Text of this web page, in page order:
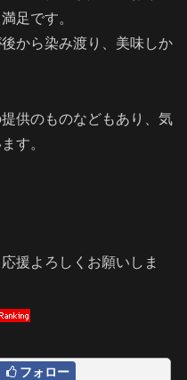
足です。
から染み渡り、美味しか
供のものなどもあり、気
す。
援よろしくお願いしま
フォロー